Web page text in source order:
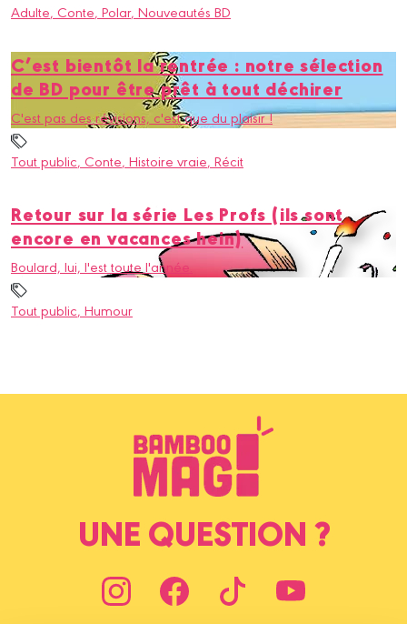
Adulte, Conte, Polar, Nouveautés BD
C’est bientôt la rentrée : notre sélection
de BD pour être prêt à tout déchirer
C'est pas des révisions, c'est que du plaisir !
Tout public, Conte, Histoire vraie, Récit
Retour sur la série Les Profs (ils sont
encore en vacances hein)
Boulard, lui, l'est toute l'année.
Tout public, Humour
UNE QUESTION ?